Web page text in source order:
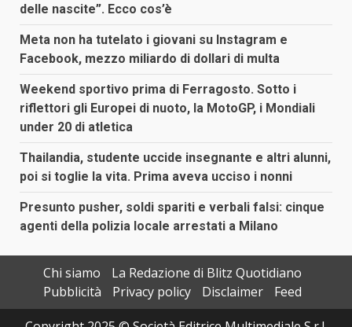
delle nascite”. Ecco cos’è
Meta non ha tutelato i giovani su Instagram e
Facebook, mezzo miliardo di dollari di multa
Weekend sportivo prima di Ferragosto. Sotto i
riflettori gli Europei di nuoto, la MotoGP, i Mondiali
under 20 di atletica
Thailandia, studente uccide insegnante e altri alunni,
poi si toglie la vita. Prima aveva ucciso i nonni
Presunto pusher, soldi spariti e verbali falsi: cinque
agenti della polizia locale arrestati a Milano
Chi siamo
La Redazione di Blitz Quotidiano
Pubblicità
Privacy policy Disclaimer
Feed